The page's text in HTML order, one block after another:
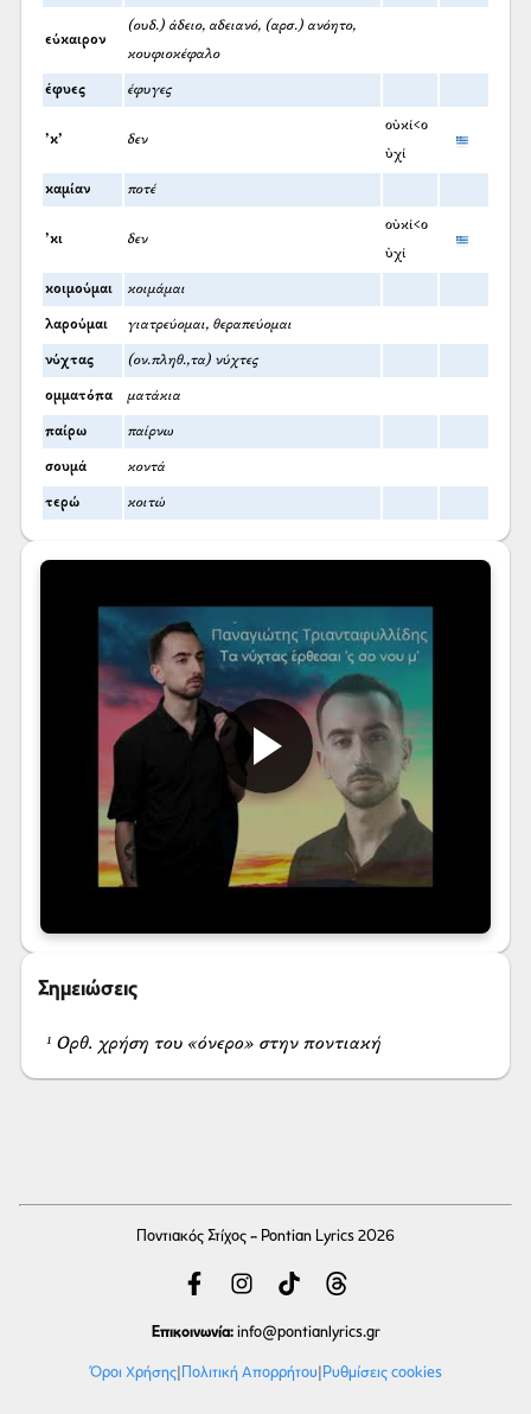
εύκαιρον
(ουδ.) άδειο, αδειανό, (αρσ.) ανόητο,
κουφιοκέφαλο
έφυες έφυγες
’κ’ δεν
οὐκί<ο
ὐχί
καμίαν ποτέ
’κι δεν
οὐκί<ο
ὐχί
κοιμούμαι κοιμάμαι
λαρούμαι γιατρεύομαι, θεραπεύομαι
νύχτας (ον.πληθ.,τα) νύχτες
ομματόπα ματάκια
παίρω παίρνω
σουμά κοντά
τερώ κοιτώ
Σημειώσεις
¹ Ορθ. χρήση του «όνερο» στην ποντιακή
Ποντιακός Στίχος - Pontian Lyrics 2026
Επικοινωνία: info@pontianlyrics.gr
Όροι Χρήσης| Πολιτική Απορρήτου| Ρυθμίσεις cookies